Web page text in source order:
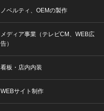
ノベルティ、OEMの製作
メディア事業（テレビCM、WEB広
告）
看板・店内内装
WEBサイト制作